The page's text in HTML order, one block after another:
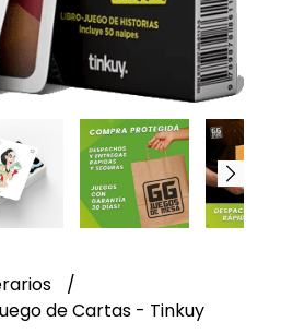
de Cartas - Tinkuy